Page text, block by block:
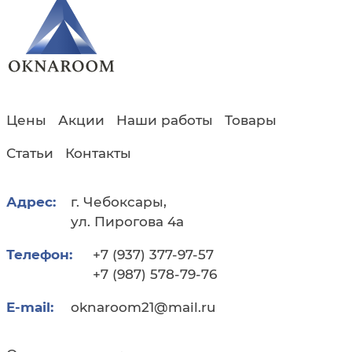
Цены Акции Наши работы Товары
Статьи Контакты
Адрес:
г. Чебоксары,
ул. Пирогова 4а
Телефон:
+7 (937) 377-97-57
+7 (987) 578-79-76
E-mail: oknaroom21@mail.ru